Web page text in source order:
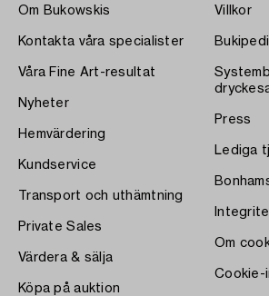
Om Bukowskis
Kontakta våra specialister
Våra Fine Art-resultat
Nyheter
Hemvärdering
Kundservice
Transport och uthämtning
Private Sales
Värdera & sälja
Köpa på auktion
Villkor
Press
Lediga
Om
Cookie-